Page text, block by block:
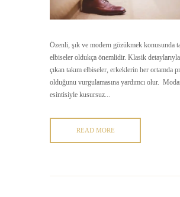
Özenli, şık ve modern gözükmek konusunda
elbiseler oldukça önemlidir. Klasik
çıkan takım elbiseler, erkeklerin her ortamda
olduğunu vurgulamasına yardımcı olur.
esintisiyle kusursuz...
READ MORE